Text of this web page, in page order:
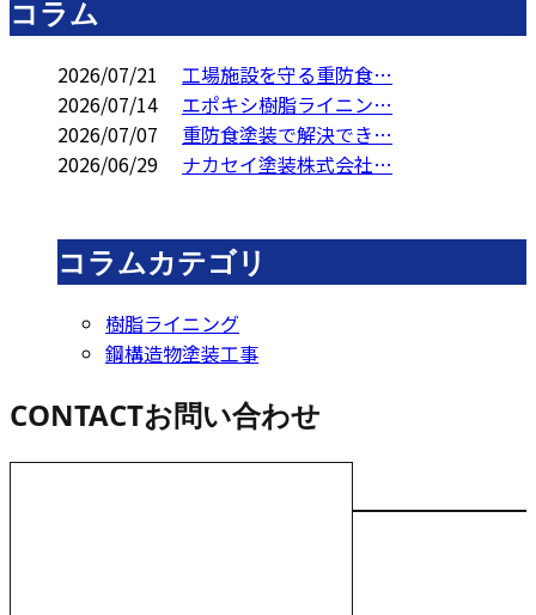
コラム
2026/07/21
工場施設を守る重防食…
2026/07/14
エポキシ樹脂ライニン…
2026/07/07
重防食塗装で解決でき…
2026/06/29
ナカセイ塗装株式会社…
コラムカテゴリ
樹脂ライニング
鋼構造物塗装工事
CONTACTお問い合わせ